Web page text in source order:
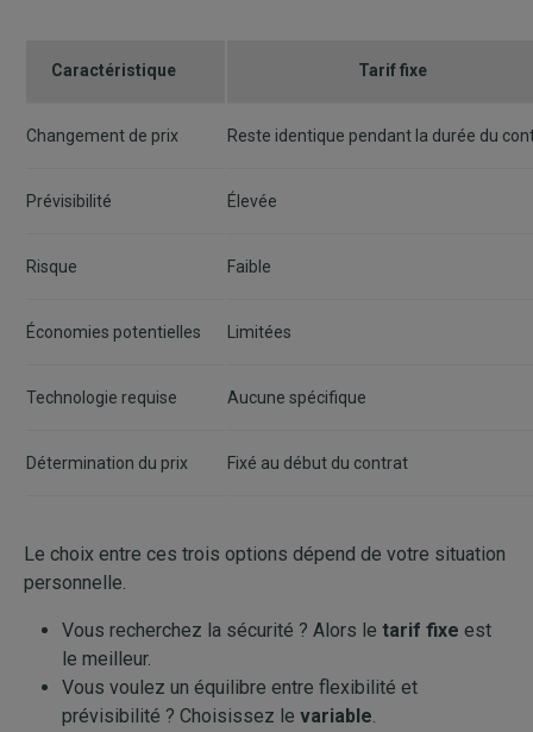
Caractéristique Tarif fixe
Changement de prix Reste identique pendant la durée du
Prévisibilité Élevée
Risque Faible
Économies potentielles Limitées
Technologie requise Aucune spécifique
Détermination du prix Fixé au début du contrat
Le choix entre ces trois options dépend de votre situation
personnelle.
Vous recherchez la sécurité ? Alors le tarif fixe est
le meilleur.
Vous voulez un équilibre entre flexibilité et
prévisibilité ? Choisissez le variable.